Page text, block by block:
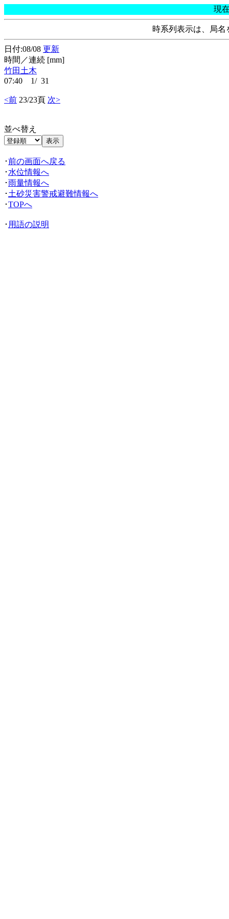
現
時系列表示は、局
日付:08/08 更新
時間／連続 [mm]
竹田土木
07:40 1/ 31
<前 23/23頁 次>
並べ替え
･前の画面へ戻る
･ 水位情報へ
･雨量情報へ
･ 土砂災害警戒避難情報へ
･TOPへ
･ 用語の説明